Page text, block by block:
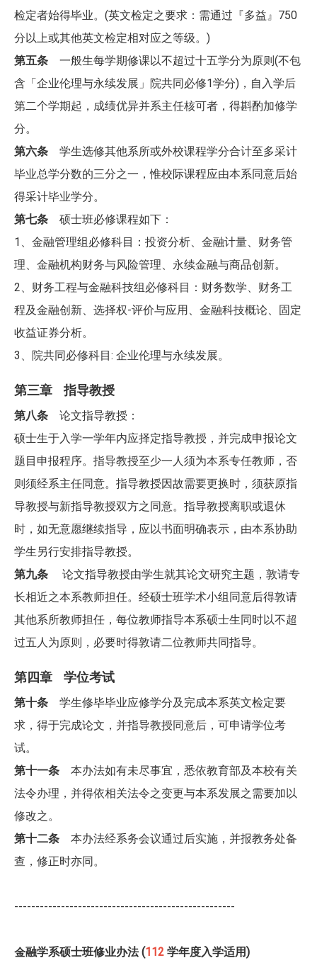
检定者始得毕业。(英文检定之要求：需通过『多益』750
分以上或其他英文检定相对应之等级。)
第五条 一般生每学期修课以不超过十五学分为原则(不包
含「企业伦理与永续发展」院共同必修1学分)，自入学后
第二个学期起，成绩优异并系主任核可者，得斟酌加修学
分。
第六条 学生选修其他系所或外校课程学分合计至多采计
毕业总学分数的三分之一，惟校际课程应由本系同意后始
得采计毕业学分。
第七条 硕士班必修课程如下：
1、金融管理组必修科目：投资分析、金融计量、财务管
理、金融机构财务与风险管理、永续金融与商品创新。
2、财务工程与金融科技组必修科目：财务数学、财务工
程及金融创新、选择权-评价与应用、金融科技概论、固定
收益证券分析。
3、院共同必修科目: 企业伦理与永续发展。
第三章 指导教授
第八条 论文指导教授：
硕士生于入学一学年内应择定指导教授，并完成申报论文
题目申报程序。指导教授至少一人须为本系专任教师，否
则须经系主任同意。指导教授因故需要更换时，须获原指
导教授与新指导教授双方之同意。指导教授离职或退休
时，如无意愿继续指导，应以书面明确表示，由本系协助
学生另行安排指导教授。
第九条 论文指导教授由学生就其论文研究主题，敦请专
长相近之本系教师担任。经硕士班学术小组同意后得敦请
其他系所教师担任，每位教师指导本系硕士生同时以不超
过五人为原则，必要时得敦请二位教师共同指导。
第四章 学位考试
第十条 学生修毕毕业应修学分及完成本系英文检定要
求，得于完成论文，并指导教授同意后，可申请学位考
试。
第十一条 本办法如有未尽事宜，悉依教育部及本校有关
法令办理，并得依相关法令之变更与本系发展之需要加以
修改之。
第十二条 本办法经系务会议通过后实施，并报教务处备
查，修正时亦同。
----------------------------------------------------
金融学系硕士班修业办法 (112 学年度入学适用)